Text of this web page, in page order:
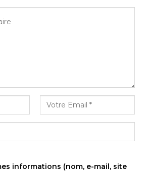
informations (nom, e-mail, site